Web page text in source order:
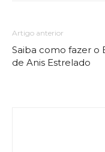
Artigo anterior
Saiba como fazer o
de Anis Estrelado